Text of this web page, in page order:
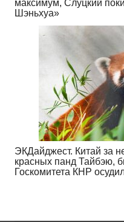
максимум, Слуцкий
Шэньхуа»
ЭКДайджест. Китай за
красных панд Тайбэю,
Госкомитета КНР